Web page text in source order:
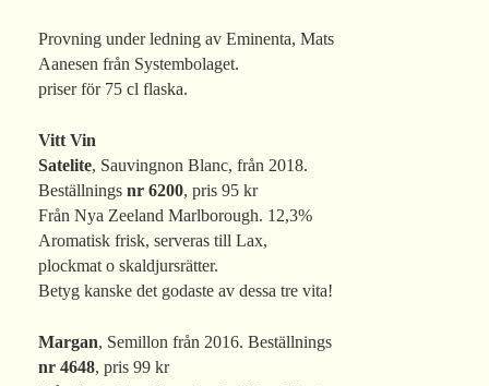
Provning under ledning av Eminenta, Mats
Aanesen från Systembolaget.
priser för 75 cl flaska.
Vitt Vin
Satelite, Sauvingnon Blanc, från 2018.
Beställnings nr 6200, pris 95 kr
Från Nya Zeeland Marlborough. 12,3%
Aromatisk frisk, serveras till Lax,
plockmat o skaldjursrätter.
Betyg kanske det godaste av dessa tre vita!
Margan, Semillon från 2016. Beställnings
nr 4648, pris 99 kr